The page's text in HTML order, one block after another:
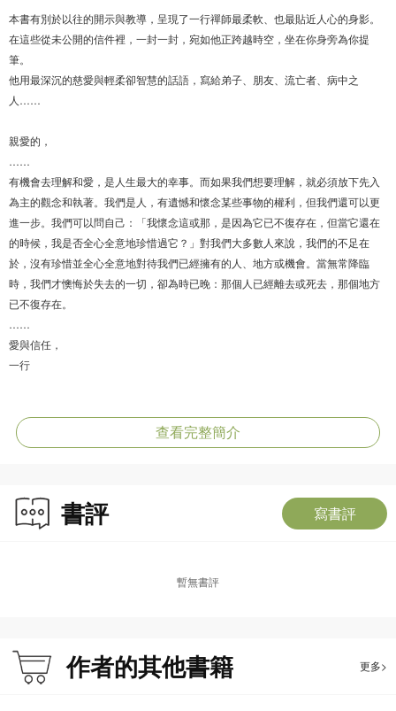
本書有別於以往的開示與教導，呈現了一行禪師最柔軟、也最貼近人心的身影。
在這些從未公開的信件裡，一封一封，宛如他正跨越時空，坐在你身旁為你提
筆。
他用最深沉的慈愛與輕柔卻智慧的話語，寫給弟子、朋友、流亡者、病中之
人……
親愛的，
……
有機會去理解和愛，是人生最大的幸事。而如果我們想要理解，就必須放下先入
為主的觀念和執著。我們是人，有遺憾和懷念某些事物的權利，但我們還可以更
進一步。我們可以問自己：「我懷念這或那，是因為它已不復存在，但當它還在
的時候，我是否全心全意地珍惜過它？」對我們大多數人來說，我們的不足在
於，沒有珍惜並全心全意地對待我們已經擁有的人、地方或機會。當無常降臨
時，我們才懊悔於失去的一切，卻為時已晚：那個人已經離去或死去，那個地方
已不復存在。
……
愛與信任，
一行
這部作品首度揭開了禪師最坦誠直率的樣貌，收錄他寫給出家眾、在家居士、和
平運動盟友以及求道友人的珍貴手札。這些動人的往來書信，不僅揭示了他教導
輪迴、永不分離的深切承諾。
‧日常修行的溫柔叮嚀：無論是在繁忙禪營或遠赴歐美的弘法之旅，他總是不忘提
查看完整簡介
書評 寫書評
暫無書評
作者的其他書籍 更多>